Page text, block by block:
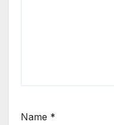
Name *